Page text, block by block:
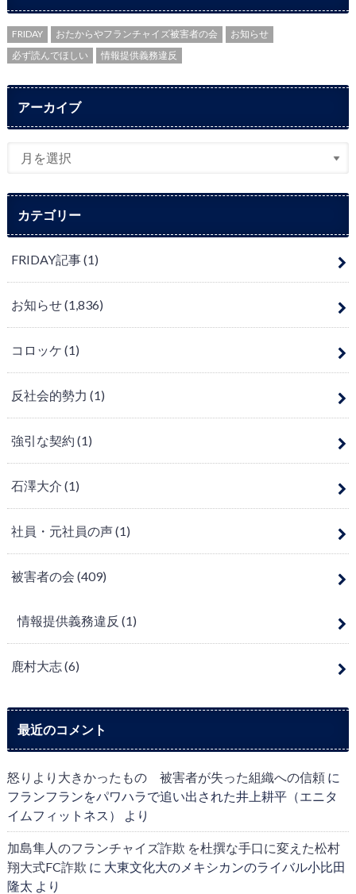
FRIDAY おたからやフランチャイズ被害者の会
お知らせ
必ず読んでほしい
情報提供義務違反
アーカイブ
カテゴリー
FRIDAY記事(1)
お知らせ(1,836)
コロッケ (1)
反社会的勢力 (1)
強引な契約 (1)
石澤大介 (1)
社員・元社員の声(1)
被害者の会 (409)
情報提供義務違反 (1)
鹿村大志(6)
最近のコメント
怒りより大きかったもの 被害者が失った組織への信頼に
フランフランをパワハラで追い出された井上耕平（エニタ
イムフィットネス）
より
加島隼人のフランチャイズ詐欺 を杜撰な手口に変えた松村
翔大式FC詐欺 に 大東文化大のメキシカンのライバル小比田
隆太 より